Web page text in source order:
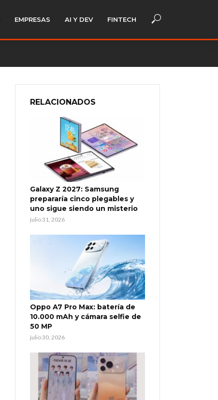
EMPRESAS AI Y DEV FINTECH
RELACIONADOS
Galaxy Z 2027: Samsung
prepararía cinco plegables y
uno sigue siendo un misterio
julio 31, 2026
Oppo A7 Pro Max: batería de
10.000 mAh y cámara selfie de
50 MP
julio 30, 2026